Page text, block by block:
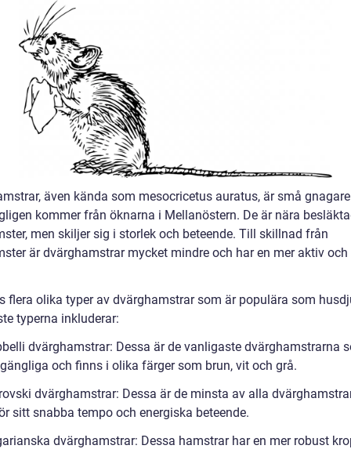
även kända som mesocricetus auratus, är små
kommer från öknarna i Mellanöstern. De är nära
men skiljer sig i storlek och beteende. Till skillnad från
är dvärghamstrar mycket mindre och har en mer aktiv
flera olika typer av dvärghamstrar som är populära som
typerna inkluderar:
dvärghamstrar: Dessa är de vanligaste dvärghamstrarna
och finns i olika färger som brun, vit och grå.
dvärghamstrar: Dessa är de minsta av alla
sitt snabba tempo och energiska beteende.
dvärghamstrar: Dessa hamstrar har en mer robust